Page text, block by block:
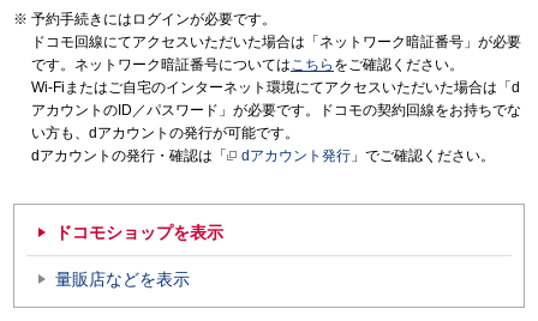
予約手続きにはログインが必要です。
ドコモ回線にてアクセスいただいた場合は「ネットワーク暗証番号」が必要
です。ネットワーク暗証番号についてはこちら をご確認ください。
Wi-Fiまたはご自宅のインターネット環境にてアクセスいただいた場合は「d
アカウントのID／パスワード」が必要です。ドコモの契約回線をお持ちでな
い方も、dアカウントの発行が可能です。
dアカウントの発行・確認は「
dアカウント発行 」でご確認ください。
ドコモショップを表示
量販店などを表示